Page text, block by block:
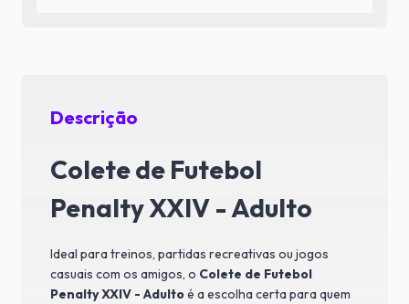
Descrição
Colete de Futebol
Penalty XXIV - Adulto
Ideal para treinos, partidas recreativas ou jogos
casuais com os amigos, o Colete de Futebol
Penalty XXIV - Adultoé a escolha certa para quem